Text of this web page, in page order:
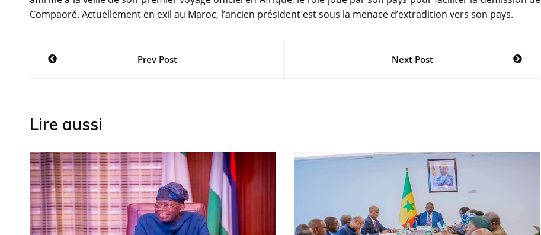
Compaoré. Actuellement en exil au Maroc, l’ancien président est sous la menace d’extradition vers son pays.
NavigationPrev Post Next Post
Lire aussi